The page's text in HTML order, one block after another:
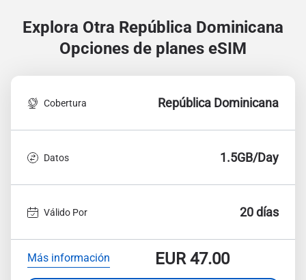
Explora Otra República Dominicana
Opciones de planes eSIM
Cobertura República Dominicana
Datos 1.5GB/Day
Válido Por 20 días
Más información EUR47.00